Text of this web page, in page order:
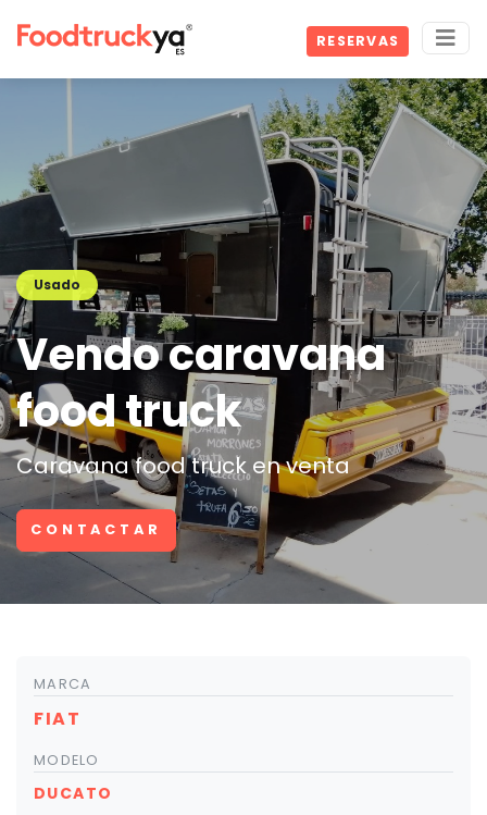
RESERVAS
Usado
Vendo caravana
food truck
Caravana food truck en venta
CONTACTAR
MARCA
FIAT
MODELO
DUCATO